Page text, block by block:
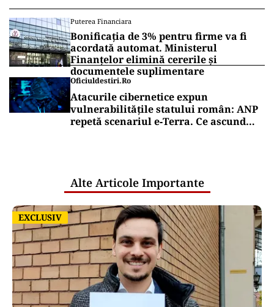
Puterea Financiara
Bonificația de 3% pentru firme va fi
acordată automat. Ministerul
Finanțelor elimină cererile și
documentele suplimentare
Oficiuldestiri.ro
Atacurile cibernetice expun
vulnerabilitățile statului român: ANP
repetă scenariul e‑Terra. Ce ascund
Alte Articole Importante
EXCLUSIV
EXCLUSIV